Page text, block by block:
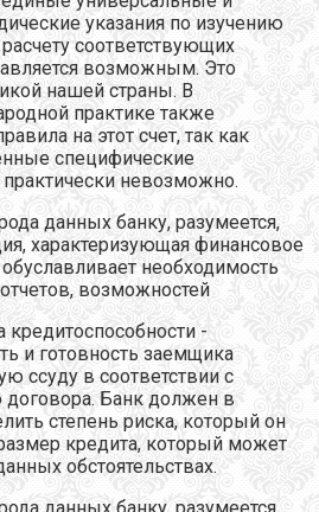
указания по изучению
соответствующих
возможным. Это
нашей страны. В
практике также
на этот счет, так как
специфические
невозможно.
данных банку, разумеется,
характеризующая финансовое
необходимость
возможностей
кредитоспособности -
и готовность заемщика
ссуду в соответствии с
договора. Банк должен в
степень риска, который он
кредита, который может
обстоятельствах.